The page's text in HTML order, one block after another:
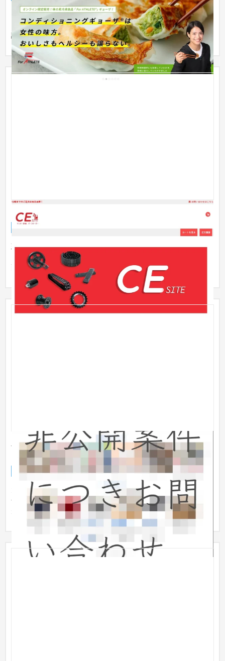
【設計・構成について】 ターゲットごとのおすすめ商品やメニ
ューやコンテンツを順に紹介する、1本のサービスサイト形式の
設計に...
ヤンマー建機様保守部品Web発注サイト BtoB EC
建機製品の保守交換部品の受発注システムをMagentoで実現。
以下の機能を有します。 ・顧客グループに応じた金額設定 ・各
配送倉...
大手家電量販店におけるインテリア専門ECサイトの
コンセプト設計および新規構築
ECサイト インテリア・雑貨 301〜500万円
大手の家電量販店様において、インテリアや家具などに専門特
化した新規ECサイトを構築した案件です。 会社全体としての新
規ブラ...